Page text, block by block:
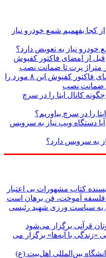
از کجا بفهمیم شمع خودرو نیاز
خودرو نیاز به تعویض دارد؟
قبل از امضای فاکتور کفپوش
قبل از امضای فاکتور کفپوش این ۸ مورد را
ضمانت نصب
چگونه کانال ایتا را در سرچ
را در سرچ بیاوریم؟
آیا دستگاه ویپ نیاز به سرویس
به سرویس دارد؟
کتاب مشهورات بی اعتبار
فلسفه آموخت، فن برهان است
سیاست ورزی شهید رئیسی
قرآنی برگزار می‌شود
با آیه‌ها» برگزار می
بین‌المللی اهل‌بیت (ع)